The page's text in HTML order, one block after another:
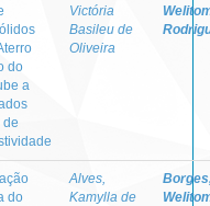
do
a
de
Victória
Basileu de
Oliveira
do
Alves,
Kamylla de